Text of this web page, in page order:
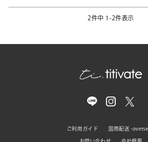
2件中 1 -2件表示
ご利用ガイド 国際配送 -